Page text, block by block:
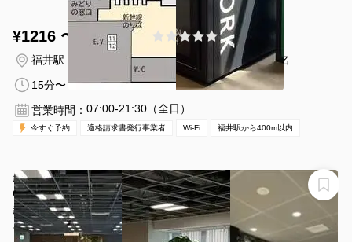
¥1216 〜 ¥1216
(0件)
福井駅 徒歩1分
福井県福井市中央１丁目１-１
1名
15分〜
営業時間： 07:00-21:30（全日）
今すぐ予約 適格請求書発行事業者 Wi-Fi 福井駅から400m以内
越乃バレーbyBBR (フリー席)⭐FUKUMACHI BLOCK
OFFICEのコワーキングスペース
越乃バレー（コワーキング/会議室/イベント/シェアオフィ
ス）